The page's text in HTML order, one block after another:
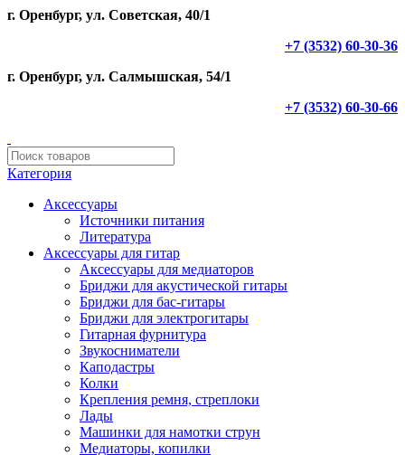
г. Оренбург, ул. Советская, 40/1
+7 (3532) 60-30-36
г. Оренбург, ул. Салмышская, 54/1
+7 (3532) 60-30-66
Категория
Аксессуары
Источники питания
Литература
Аксессуары для гитар
Аксессуары для медиаторов
Бриджи для акустической гитары
Бриджи для бас-гитары
Бриджи для электрогитары
Гитарная фурнитура
Звукосниматели
Каподастры
Колки
Крепления ремня, стреплоки
Лады
Машинки для намотки струн
Медиаторы, копилки